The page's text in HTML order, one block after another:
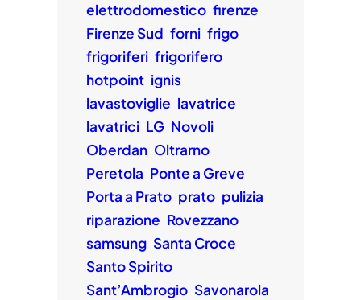
elettrodomestico firenze
Firenze Sud forni frigo
frigoriferi frigorifero
hotpoint ignis
lavastoviglie lavatrice
lavatrici LG Novoli
Oberdan Oltrarno
Peretola Ponte a Greve
Porta a Prato prato pulizia
riparazione Rovezzano
samsung Santa Croce
Santo Spirito
Sant’Ambrogio Savonarola